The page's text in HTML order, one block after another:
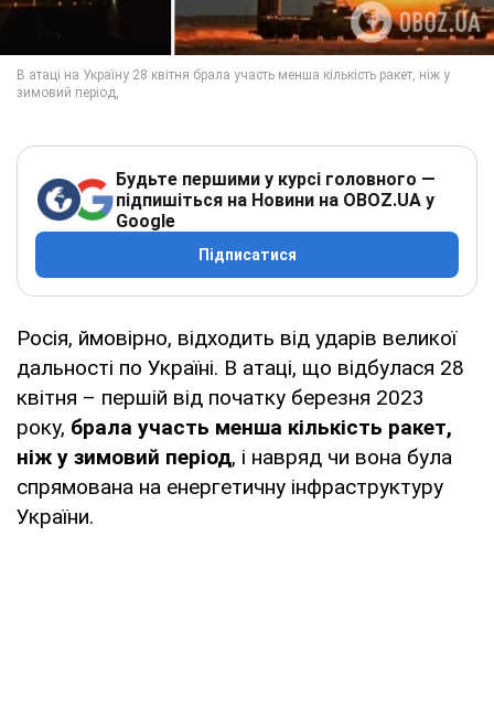
Будьте першими у курсі головного —
підпишіться на Новини на OBOZ.UA у
Google
Підписатися
Росія, ймовірно, відходить від ударів великої
дальності по Україні. В атаці, що відбулася 28
квітня – першій від початку березня 2023
року, брала участь менша кількість ракет,
ніж у зимовий період, і навряд чи вона була
спрямована на енергетичну інфраструктуру
України.